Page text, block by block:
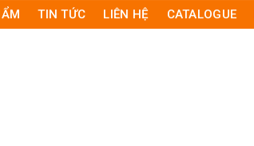
TIN TỨC LIÊN HỆ CATALOGUE